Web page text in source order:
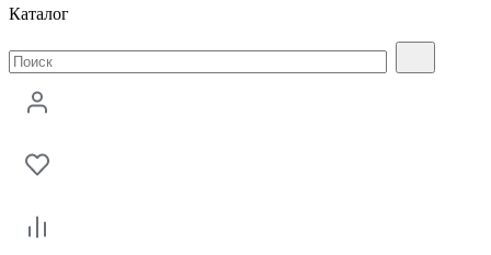
Каталог